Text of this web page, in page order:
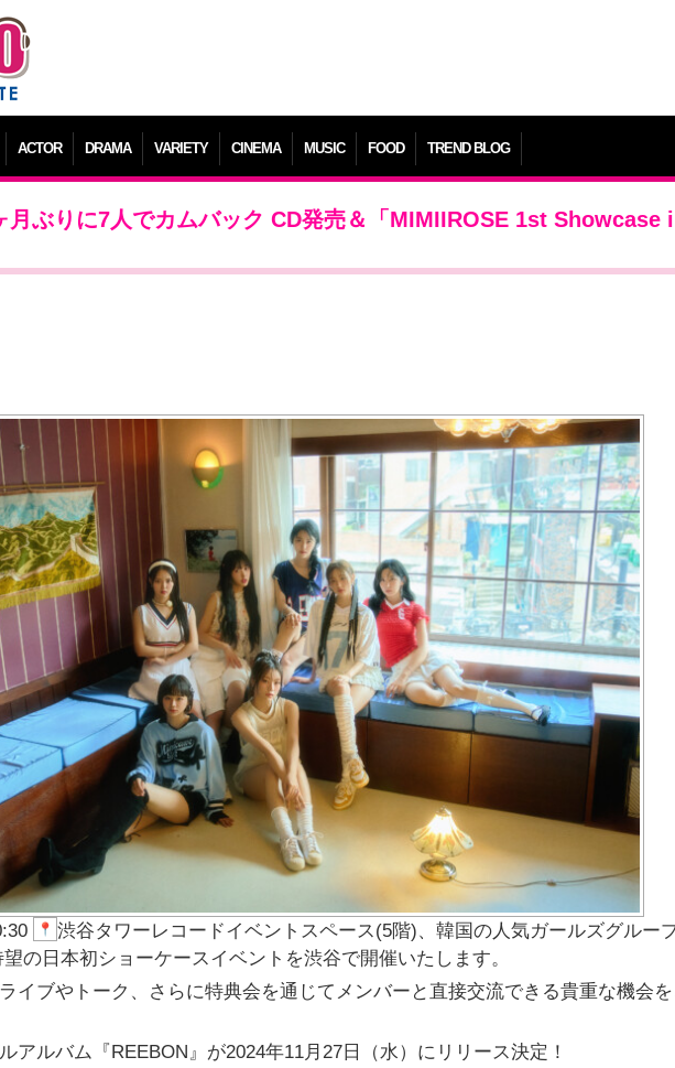
ACTOR DRAMA VARIETY CINEMA MUSIC FOOD TREND BLOG
月ぶりに7人でカムバック CD発売＆「MIMIIROSE 1st Showcase
渋谷タワーレコードイベントスペース(5階)、 韓国の人気ガールズグルー
望の日本初ショーケースイベントを渋谷で開催いたします。
イブやトーク、
さらに特典会を通じてメンバーと直接交流できる貴重な機会
アルバム『REEBON』 が2024年11月27日（水）にリリース決定！